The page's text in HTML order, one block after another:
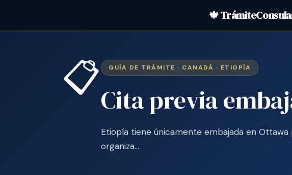
🍁
📋 GUÍA DE TRÁMITE · CANADÁ · ETIOPÍA
Cita previa
Etiopía tiene únicamente embajada en Ottawa
organiza…